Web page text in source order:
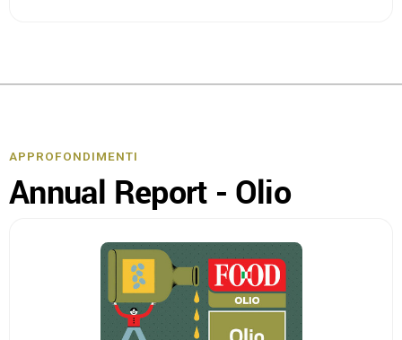
APPROFONDIMENTI
Annual Report - Olio